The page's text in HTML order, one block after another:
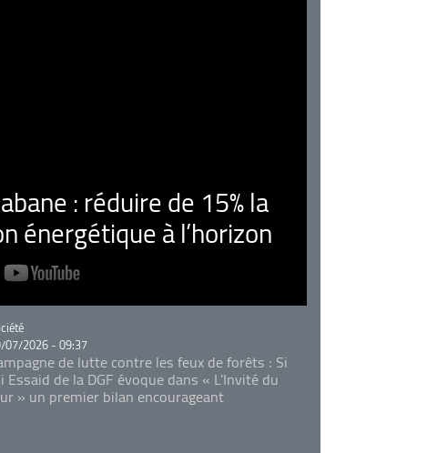
: réduire de 15% la
énergétique à l’horizon
07/2026 - 09:37
de lutte contre les feux de forêts : Si
Essaid de la DGF évoque dans « L'Invité du
» un premier bilan encourageant